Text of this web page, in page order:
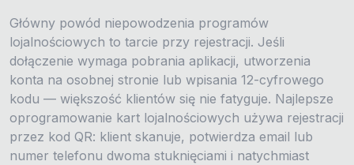
Główny powód niepowodzenia programów
lojalnościowych to tarcie przy rejestracji. Jeśli
dołączenie wymaga pobrania aplikacji, utworzenia
konta na osobnej stronie lub wpisania 12-cyfrowego
kodu — większość klientów się nie fatyguje. Najlepsze
oprogramowanie kart lojalnościowych używa rejestracji
przez kod QR: klient skanuje, potwierdza email lub
numer telefonu dwoma stuknięciami i natychmiast